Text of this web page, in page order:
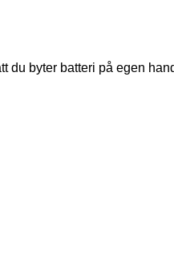
du byter batteri på egen